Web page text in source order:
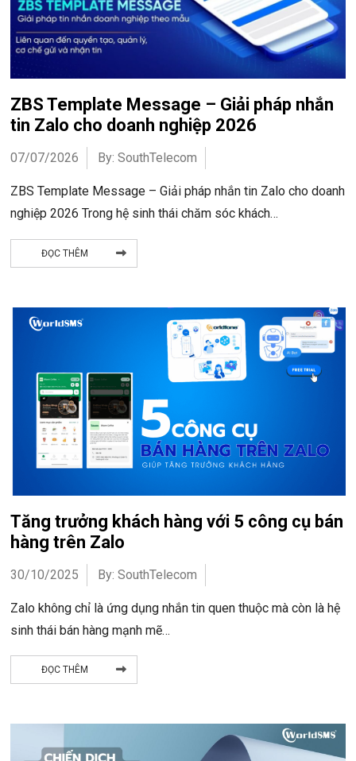
ZBS Template Message – Giải pháp nhắn
tin Zalo cho doanh nghiệp 2026
07/07/2026 By: SouthTelecom
ZBS Template Message – Giải pháp nhắn tin Zalo cho doanh
nghiệp 2026 Trong hệ sinh thái chăm sóc khách…
ĐỌC THÊM
Tăng trưởng khách hàng với 5 công cụ bán
hàng trên Zalo
30/10/2025 By: SouthTelecom
Zalo không chỉ là ứng dụng nhắn tin quen thuộc mà còn là hệ
sinh thái bán hàng mạnh mẽ…
ĐỌC THÊM